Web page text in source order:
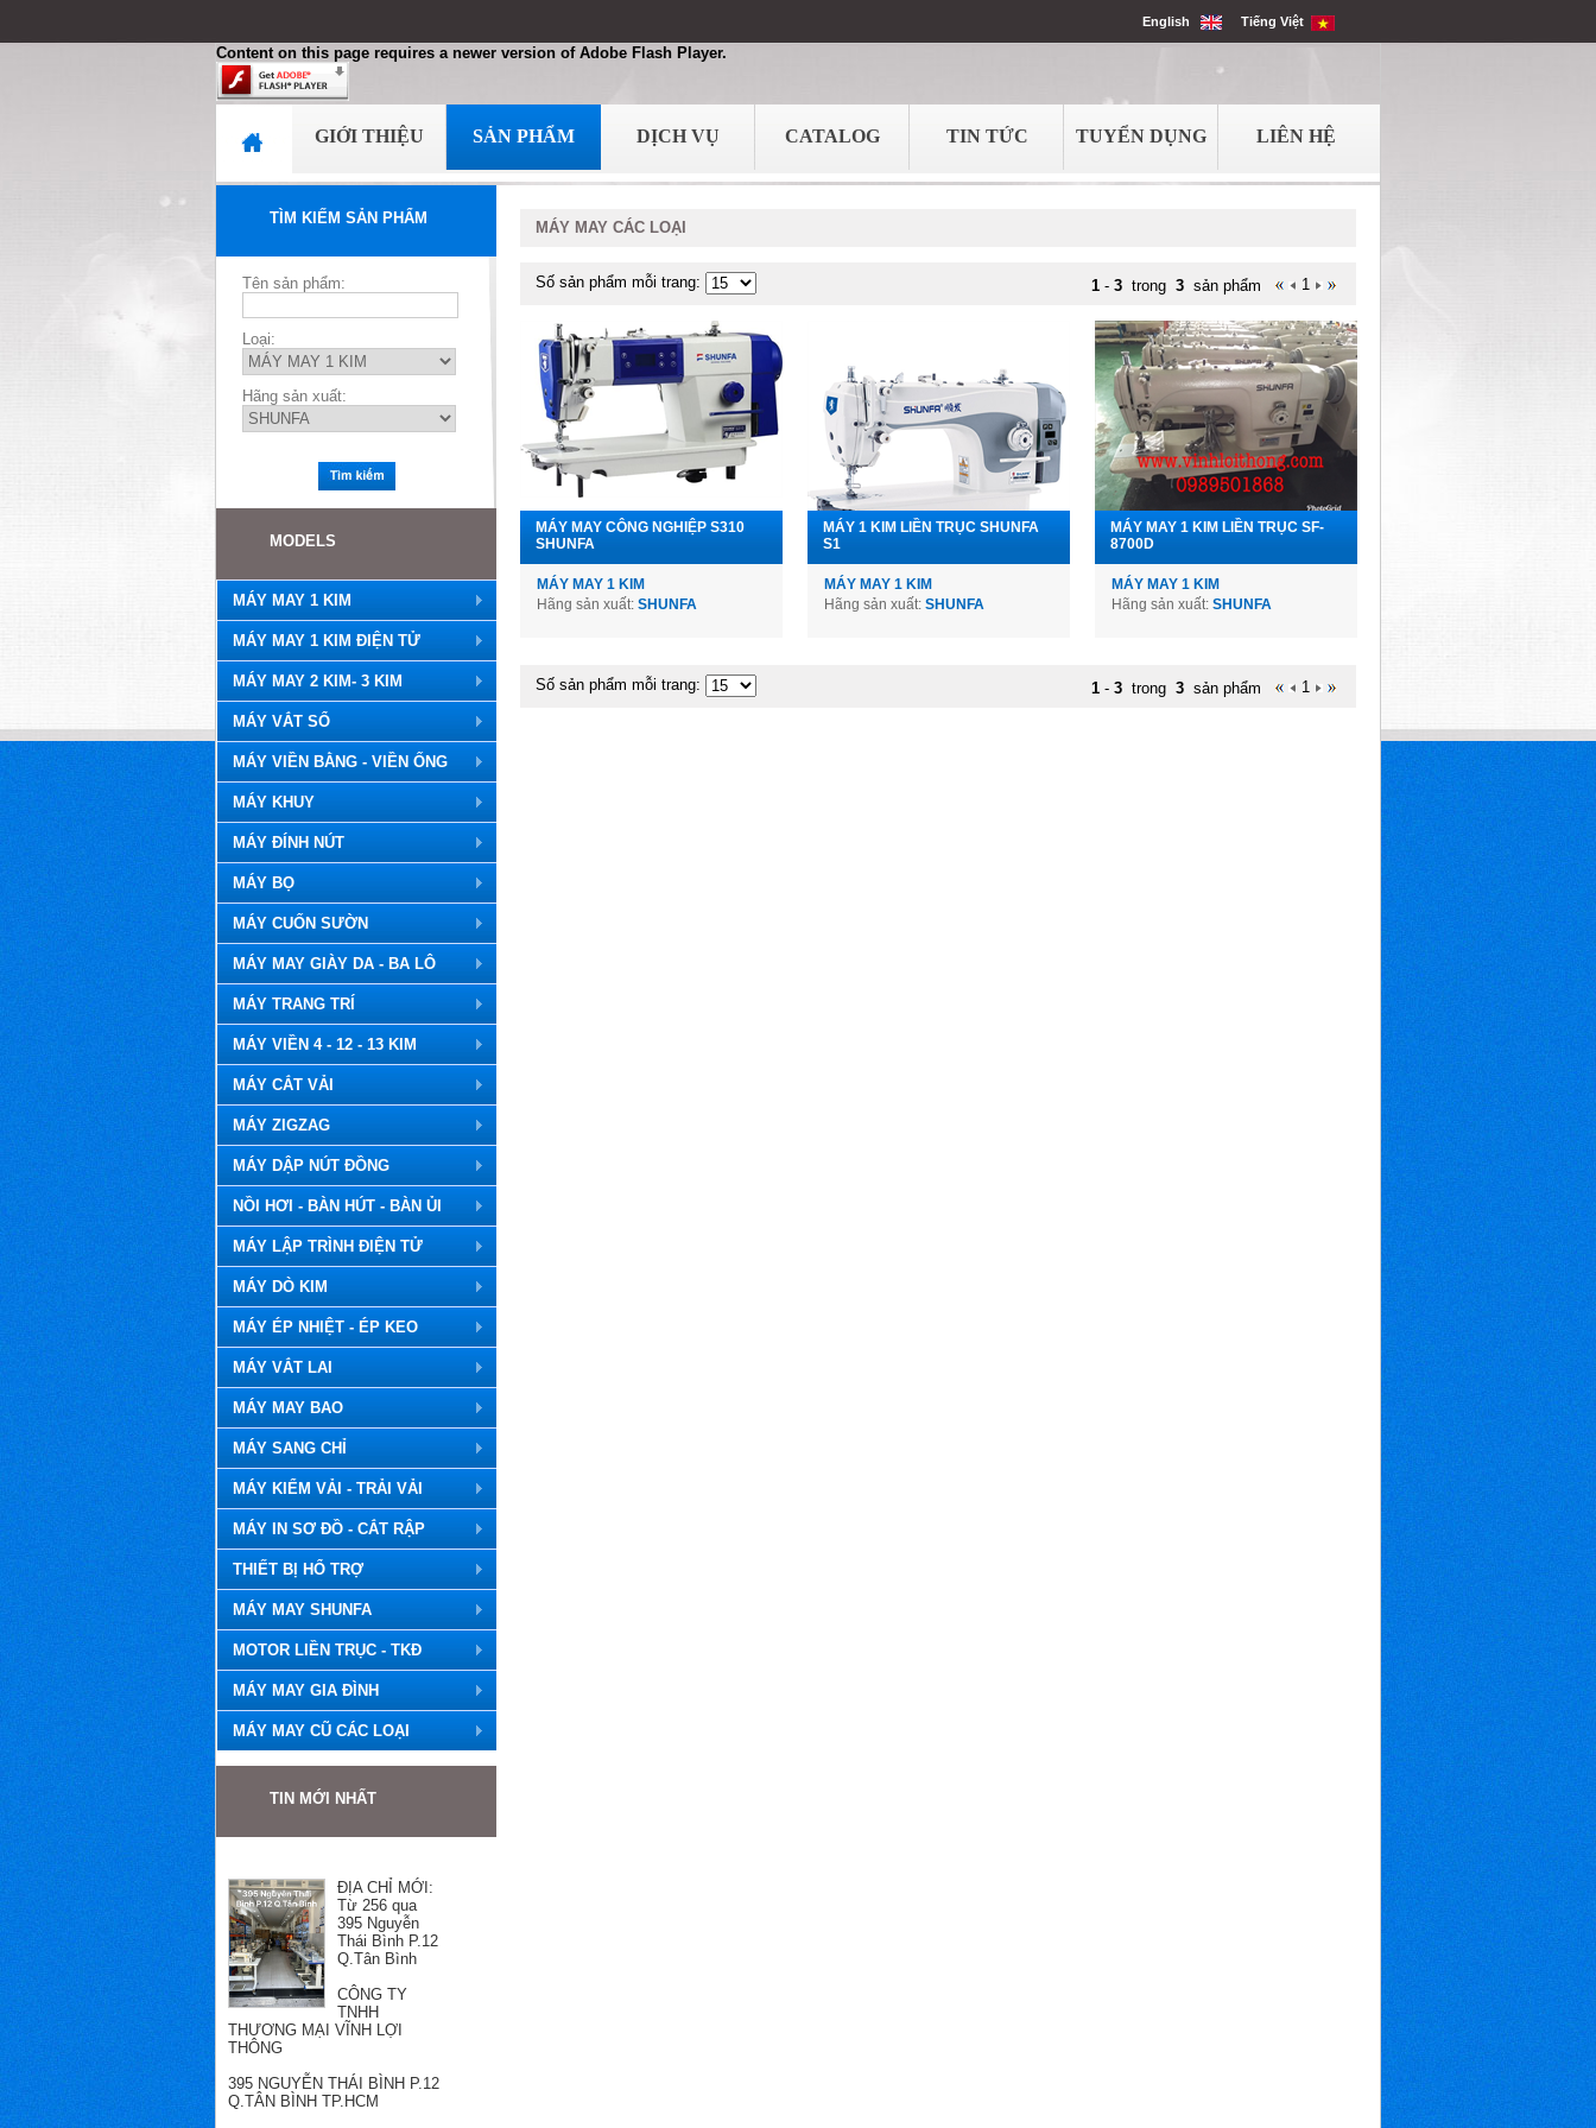
English Tiếng Việt
Content on this page requires a newer version of Adobe Flash Player.
GIỚI THIỆU SẢN PHẨM DỊCH VỤ CATALOG TIN TỨC TUYỂN DỤNG LIÊN HỆ
TÌM KIẾM SẢN PHẨM
Tên sản phẩm:
Loại:
Hãng sản xuất:
MODELS
MÁY MAY 1 KIM
MÁY MAY 1 KIM ĐIỆN TỬ
MÁY MAY 2 KIM- 3 KIM
MÁY VẮT SỔ
MÁY VIỀN BẰNG - VIỀN ỐNG
MÁY KHUY
MÁY ĐÍNH NÚT
MÁY BỌ
MÁY CUỐN SƯỜN
MÁY MAY GIÀY DA - BA LÔ
MÁY TRANG TRÍ
MÁY VIỀN 4 - 12 - 13 KIM
MÁY CẮT VẢI
MÁY ZIGZAG
MÁY DẬP NÚT ĐỒNG
NỒI HƠI - BÀN HÚT - BÀN ỦI
MÁY LẬP TRÌNH ĐIỆN TỬ
MÁY DÒ KIM
MÁY ÉP NHIỆT - ÉP KEO
MÁY VẮT LAI
MÁY MAY BAO
MÁY SANG CHỈ
MÁY KIỂM VẢI - TRẢI VẢI
MÁY IN SƠ ĐỒ - CẮT RẬP
THIẾT BỊ HỔ TRỢ
MÁY MAY SHUNFA
MOTOR LIỀN TRỤC - TKĐ
MÁY MAY GIA ĐÌNH
MÁY MAY CŨ CÁC LOẠI
TIN MỚI NHẤT
Từ 256 qua
395 Nguyễn
Thái Bình P.12
Q.Tân Bình
CÔNG TY
TNHH
THƯƠNG MẠI VĨNH LỢI
THÔNG
395 NGUYỄN THÁI BÌNH P.12
Q.TÂN BÌNH TP.HCM
Hotline: Mr Hùng 0989501868
MÁY MAY CÁC LOẠI
Số sản phẩm mỗi trang: 1 - 3 trong 3 sản phẩm 1
MÁY MAY CÔNG NGHIỆP S310
SHUNFA
MÁY MAY 1 KIM
Hãng sản xuất: SHUNFA
MÁY 1 KIM LIỀN TRỤC SHUNFA
S1
MÁY MAY 1 KIM
Hãng sản xuất: SHUNFA
MÁY MAY 1 KIM LIỀN TRỤC SF-
8700D
MÁY MAY 1 KIM
Hãng sản xuất: SHUNFA
Số sản phẩm mỗi trang: 1 - 3 trong 3 sản phẩm 1